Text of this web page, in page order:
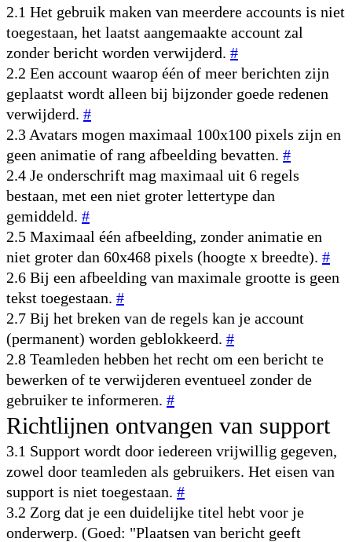
2.1 Het gebruik maken van meerdere accounts is niet
toegestaan, het laatst aangemaakte account zal
zonder bericht worden verwijderd. #
2.2 Een account waarop één of meer berichten zijn
geplaatst wordt alleen bij bijzonder goede redenen
verwijderd. #
2.3 Avatars mogen maximaal 100x100 pixels zijn en
geen animatie of rang afbeelding bevatten. #
2.4 Je onderschrift mag maximaal uit 6 regels
bestaan, met een niet groter lettertype dan
gemiddeld. #
2.5 Maximaal één afbeelding, zonder animatie en
niet groter dan 60x468 pixels (hoogte x breedte). #
2.6 Bij een afbeelding van maximale grootte is geen
tekst toegestaan. #
2.7 Bij het breken van de regels kan je account
(permanent) worden geblokkeerd. #
2.8 Teamleden hebben het recht om een bericht te
bewerken of te verwijderen eventueel zonder de
gebruiker te informeren. #
Richtlijnen ontvangen van support
3.1 Support wordt door iedereen vrijwillig gegeven,
zowel door teamleden als gebruikers. Het eisen van
support is niet toegestaan. #
3.2 Zorg dat je een duidelijke titel hebt voor je
onderwerp. (Goed: "Plaatsen van bericht geeft